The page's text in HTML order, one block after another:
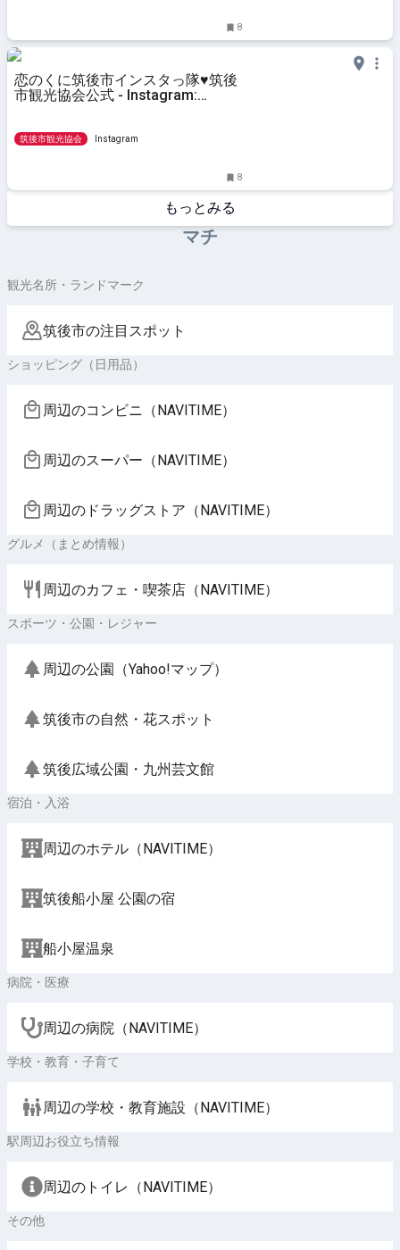
8
恋のくに筑後市インスタっ隊♥筑後
市観光協会公式 - Instagram:
間前にオープンした「中華メル
筑後市観光協会 Instagram
8
もっとみる
マチ
観光名所・ランドマーク
筑後市の注目スポット
ショッピング（日用品）
周辺のコンビニ（NAVITIME）
周辺のスーパー（NAVITIME）
周辺のドラッグストア（NAVITIME）
グルメ（まとめ情報）
周辺のカフェ・喫茶店（NAVITIME）
スポーツ・公園・レジャー
周辺の公園（Yahoo!マップ）
筑後市の自然・花スポット
筑後広域公園・九州芸文館
宿泊・入浴
周辺のホテル（NAVITIME）
筑後船小屋 公園の宿
船小屋温泉
病院・医療
周辺の病院（NAVITIME）
学校・教育・子育て
周辺の学校・教育施設（NAVITIME）
駅周辺お役立ち情報
周辺のトイレ（NAVITIME）
その他